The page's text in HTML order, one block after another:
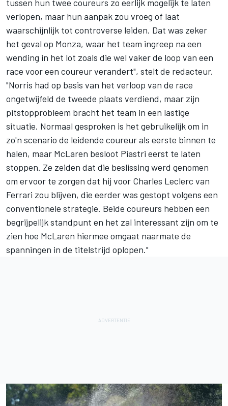
tussen hun twee coureurs zo eerlijk mogelijk te laten
verlopen, maar hun aanpak zou vroeg of laat
waarschijnlijk tot controverse leiden. Dat was zeker
het geval op Monza, waar het team ingreep na een
wending in het lot zoals die wel vaker de loop van een
race voor een coureur verandert", stelt de redacteur.
"Norris had op basis van het verloop van de race
ongetwijfeld de tweede plaats verdiend, maar zijn
pitstopprobleem bracht het team in een lastige
situatie. Normaal gesproken is het gebruikelijk om in
zo'n scenario de leidende coureur als eerste binnen te
halen, maar McLaren besloot Piastri eerst te laten
stoppen. Ze zeiden dat die beslissing werd genomen
om ervoor te zorgen dat hij voor Charles Leclerc van
Ferrari zou blijven, die eerder was gestopt volgens een
conventionele strategie. Beide coureurs hebben een
begrijpelijk standpunt en het zal interessant zijn om te
zien hoe McLaren hiermee omgaat naarmate de
spanningen in de titelstrijd oplopen."